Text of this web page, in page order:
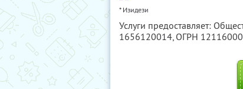
* Изидези
Услуги предоставляет:
1656120014, ОГРН